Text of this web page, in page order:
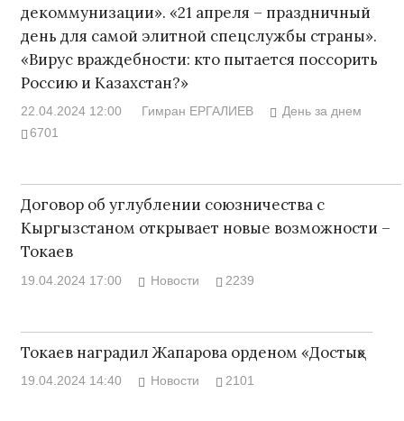
декоммунизации». «21 апреля – праздничный
день для самой элитной спецслужбы страны».
«Вирус враждебности: кто пытается поссорить
Россию и Казахстан?»
22.04.2024 12:00 Гимран ЕРГАЛИЕВ
День за днем
6701
Договор об углублении союзничества с
Кыргызстаном открывает новые возможности –
Токаев
19.04.2024 17:00 Новости 2239
Токаев наградил Жапарова орденом «Достық»
19.04.2024 14:40 Новости 2101